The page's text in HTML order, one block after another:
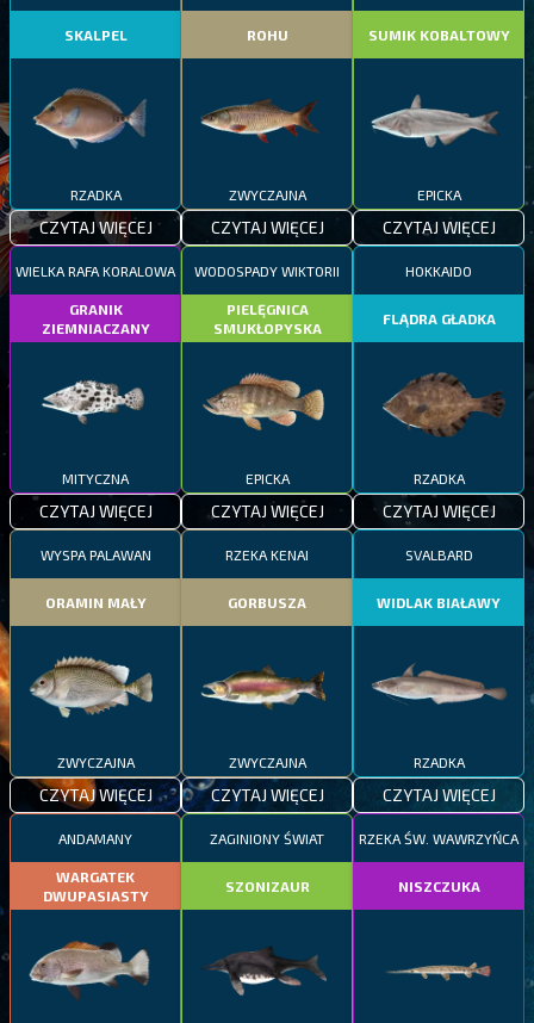
SKALPEL
RZADKA
CZYTAJ WIĘCEJ
ROHU
ZWYCZAJNA
CZYTAJ WIĘCEJ
SUMIK KOBALTOWY
EPICKA
CZYTAJ WIĘCEJ
WIELKA RAFA KORALOWA
GRANIK
ZIEMNIACZANY
MITYCZNA
CZYTAJ WIĘCEJ
WODOSPADY WIKTORII
PIELĘGNICA
SMUKŁOPYSKA
EPICKA
CZYTAJ WIĘCEJ
HOKKAIDO
FLĄDRA GŁADKA
RZADKA
CZYTAJ WIĘCEJ
WYSPA PALAWAN
ORAMIN MAŁY
ZWYCZAJNA
CZYTAJ WIĘCEJ
RZEKA KENAI
GORBUSZA
ZWYCZAJNA
CZYTAJ WIĘCEJ
SVALBARD
WIDLAK BIAŁAWY
RZADKA
CZYTAJ WIĘCEJ
ANDAMANY
WARGATEK
DWUPASIASTY
ZAGINIONY ŚWIAT
SZONIZAUR
RZEKA ŚW. WAWRZYŃCA
NISZCZUKA